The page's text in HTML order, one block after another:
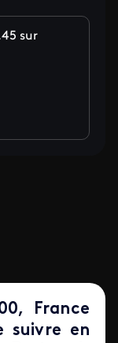
sur
: Portugal-Italie /
: Portugal-Italie /
journée : Portugal-
France
suivre en